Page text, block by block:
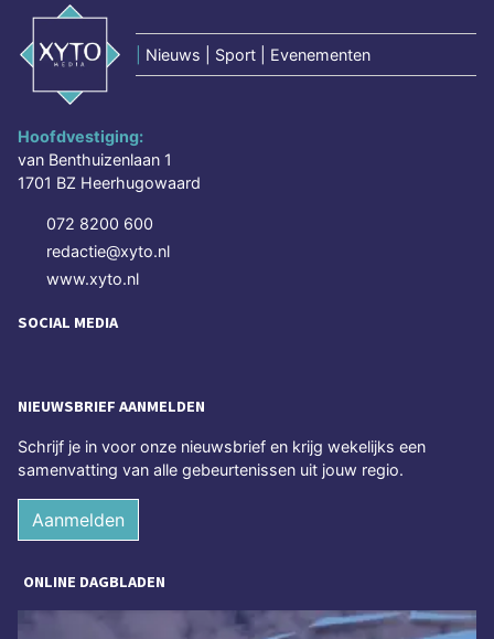
Nieuws | Sport | Evenementen
Hoofdvestiging:
van Benthuizenlaan 1
1701 BZ Heerhugowaard
072 8200 600
redactie@xyto.nl
www.xyto.nl
SOCIAL MEDIA
NIEUWSBRIEF AANMELDEN
Schrijf je in voor onze nieuwsbrief en krijg wekelijks een
samenvatting van alle gebeurtenissen uit jouw regio.
Aanmelden
ONLINE DAGBLADEN